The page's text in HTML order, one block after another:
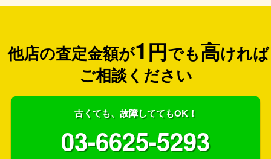
他店の査定金額が1円でも高ければ
ご相談ください
古くても、故障しててもOK！
03-6625-5293